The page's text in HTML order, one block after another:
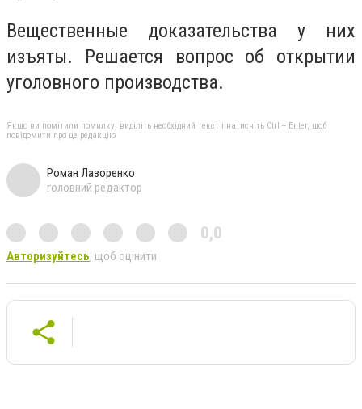
Вещественные доказательства у них
изъяты. Решается вопрос об открытии
уголовного производства.
Якщо ви помітили помилку, виділіть необхідний текст і натисніть Ctrl + Enter, щоб
повідомити про це редакцію
Роман Лазоренко
головний редактор
0,0
Авторизуйтесь, щоб оцінити